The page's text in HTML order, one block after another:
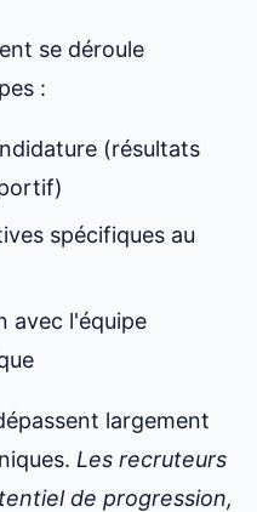
se déroule
:
(résultats
spécifiques au
avec l'équipe
largement
Les recruteurs
de progression,